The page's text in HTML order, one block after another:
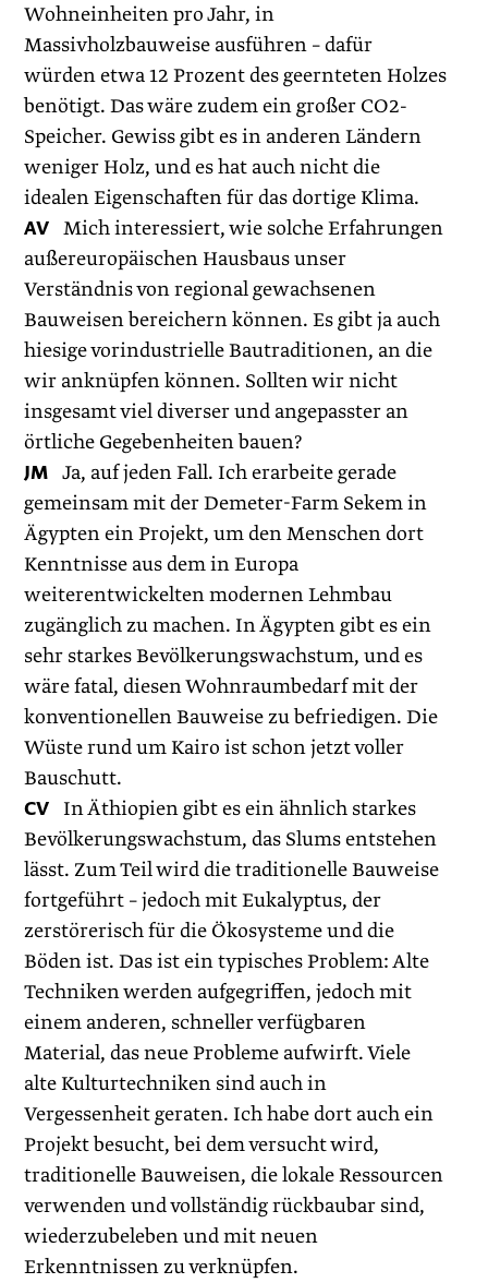
Wohneinheiten pro Jahr, in
Massivholzbauweise ausführen – dafür
würden etwa 12 Prozent des geernteten Holzes
benötigt. Das wäre zudem ein großer CO2-
Speicher. Gewiss gibt es in anderen Ländern
weniger Holz, und es hat auch nicht die
idealen Eigenschaften für das dortige Klima.
AV Mich interessiert, wie solche Erfahrungen
außereuropäischen Hausbaus unser
Verständnis von regional gewachsenen
Bauweisen bereichern können. Es gibt ja auch
hiesige vorindustrielle Bautraditionen, an die
wir anknüpfen können. Sollten wir nicht
insgesamt viel diverser und angepasster an
örtliche Gegebenheiten bauen?
JM Ja, auf jeden Fall. Ich erarbeite gerade
gemeinsam mit der Demeter-Farm Sekem in
Ägypten ein Projekt, um den Menschen dort
Kenntnisse aus dem in Europa
weiterentwickelten modernen Lehmbau
zugänglich zu machen. In Ägypten gibt es ein
sehr starkes Bevölkerungswachstum, und es
wäre fatal, diesen Wohnraumbedarf mit der
konventionellen Bauweise zu befriedigen. Die
Wüste rund um Kairo ist schon jetzt voller
Bauschutt.
CV In Äthiopien gibt es ein ähnlich starkes
Bevölkerungswachstum, das Slums entstehen
lässt. Zum Teil wird die traditionelle Bauweise
fortgeführt – jedoch mit Eukalyptus, der
zerstörerisch für die Ökosysteme und die
Böden ist. Das ist ein typisches Pro­blem: Alte
Techniken werden aufgegriffen, jedoch mit
einem anderen, schneller verfügbaren
Material, das neue Probleme aufwirft. Viele
alte Kulturtechniken sind auch in
Vergessenheit geraten. Ich habe dort auch ein
Projekt besucht, bei dem versucht wird,
traditionelle Bauweisen, die lokale Ressourcen
verwenden und vollständig rückbaubar sind,
wiederzubeleben und mit neuen
Erkenntnissen zu verknüpfen.